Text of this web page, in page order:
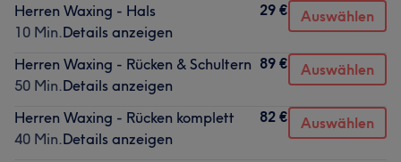
Herren Waxing - Hals
10 Min.Details anzeigen
29 € Auswählen
Herren Waxing - Rücken & Schultern
50 Min.Details anzeigen
89 € Auswählen
Herren Waxing - Rücken komplett
40 Min.Details anzeigen
82 € Auswählen